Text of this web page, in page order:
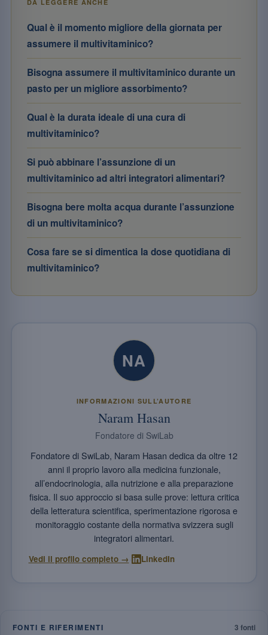
DA LEGGERE ANCHE
Qual è il momento migliore della giornata per
assumere il multivitaminico?
Bisogna assumere il multivitaminico durante un
pasto per un migliore assorbimento?
Qual è la durata ideale di una cura di
multivitaminico?
Si può abbinare l’assunzione di un
multivitaminico ad altri integratori alimentari?
Bisogna bere molta acqua durante l’assunzione
di un multivitaminico?
Cosa fare se si dimentica la dose quotidiana di
multivitaminico?
NA
INFORMAZIONI SULL’AUTORE
Naram Hasan
Fondatore di SwiLab
Fondatore di SwiLab, Naram Hasan dedica da oltre 12
anni il proprio lavoro alla medicina funzionale,
all’endocrinologia, alla nutrizione e alla preparazione
fisica. Il suo approccio si basa sulle prove: lettura critica
della letteratura scientifica, sperimentazione rigorosa e
monitoraggio costante della normativa svizzera sugli
integratori alimentari.
Vedi il profilo completo → LinkedIn
FONTI E RIFERIMENTI 3 fonti